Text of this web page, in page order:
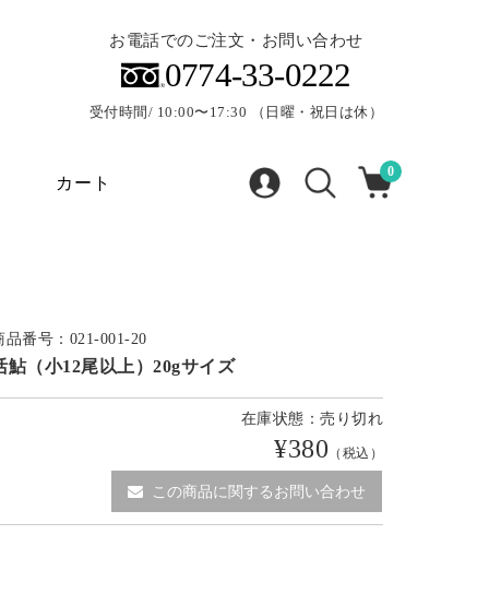
お電話でのご注文・お問い合わせ
0774-33-0222
受付時間/ 10:00〜17:30 （日曜・祝日は休）
0
カート
品番号：021-001-20
鮎（小12尾以上）20gサイズ
在庫状態：売り切れ
¥380 （税込）
この商品に関するお問い合わせ